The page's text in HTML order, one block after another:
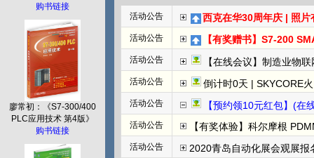
购书链接
廖常初：《S7-300/400
PLC应用技术 第4版》
购书链接
活动公告 西克在华30周年庆 | 照片
活动公告 【有奖赠书】S7-200 SMART
活动公告 【在线会议】制造业物
活动公告 倒计时0天 | SKYCORE火山湖超级工厂全
活动公告 【预约领10元红包】(在线直播)福
活动公告 【有奖体验】科尔摩根
活动公告 2020青岛自动化展会观展报名